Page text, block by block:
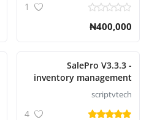
₦400,000
SalePro V3.3.3 -
inventory management
system with POS, HRM,
accounting
scriptvtech
4